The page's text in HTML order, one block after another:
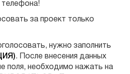
телефона!
за проект только
нужно заполнить
. После внесения данных
поля, необходимо нажать на